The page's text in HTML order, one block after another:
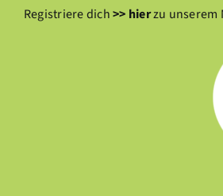
Registriere dich>> hierzu unserem